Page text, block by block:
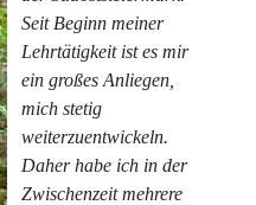
Seit Beginn meiner
Lehrtätigkeit ist es mir
ein großes Anliegen,
mich stetig
weiterzuentwickeln.
Daher habe ich in der
Zwischenzeit mehrere